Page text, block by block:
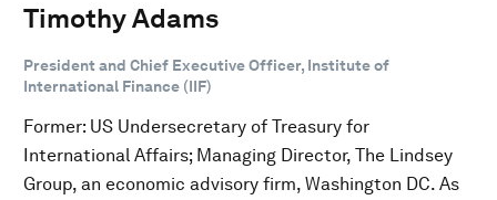
Timothy Adams
President and Chief Executive Officer, Institute of
International Finance (IIF)
Former: US Undersecretary of Treasury for
International Affairs; Managing Director, The Lindsey
Group, an economic advisory firm, Washington DC. As